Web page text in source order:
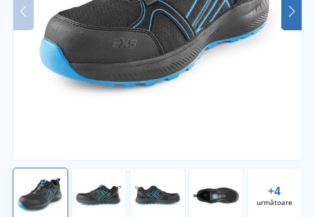
+4
următoare